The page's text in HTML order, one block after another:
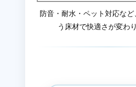
防音・耐水・ペット対応な
う床材で快適さが変わり